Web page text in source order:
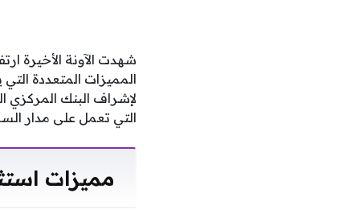
شهدت الآونة الأخيرة
المميزات المتعددة
لإشراف البنك المركزي
التي تعمل على مدار
مميزات